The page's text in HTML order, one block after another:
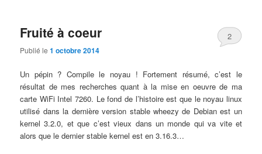
Fruité à coeur
Publié le1 octobre 2014
2
Un pépin ? Compile le noyau ! Fortement résumé, c’est le
résultat de mes recherches quant à la mise en oeuvre de ma
carte WiFi Intel 7260. Le fond de l’histoire est que le noyau linux
utilisé dans la dernière version stable wheezy de Debian est un
kernel 3.2.0, et que c’est vieux dans un monde qui va vite et
alors que le dernier stable kernel est en 3.16.3…